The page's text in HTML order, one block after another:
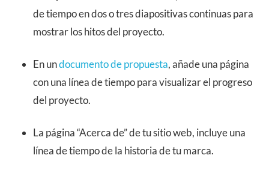
de tiempo en dos o tres diapositivas continuas para
mostrar los hitos del proyecto.
En undocumento de propuesta, añade una página
con una línea de tiempo para visualizar el progreso
del proyecto.
La página “Acerca de” de tu sitio web, incluye una
línea de tiempo de la historia de tu marca.